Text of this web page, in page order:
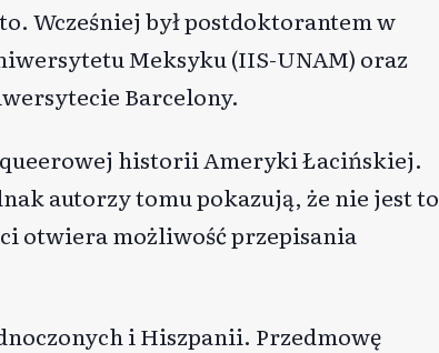
Wcześniej był postdoktorantem w
Meksyku (IIS-UNAM) oraz
Barcelony.
queerowej historii Ameryki Łacińskiej.
autorzy tomu pokazują, że nie jest to
otwiera możliwość przepisania
i Hiszpanii. Przedmowę